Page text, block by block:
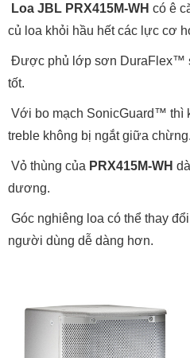
Loa JBL PRX415M-WH có ê
củ loa khỏi hầu hết các lực cơ
Được phủ lớp sơn DuraFlex™
tốt.
Với bo mạch SonicGuard™ thì
treble không bị ngắt giữa chừng.
Vỏ thùng của PRX415M-WH
dương.
Góc nghiêng loa có thể thay
người dùng dễ dàng hơn.